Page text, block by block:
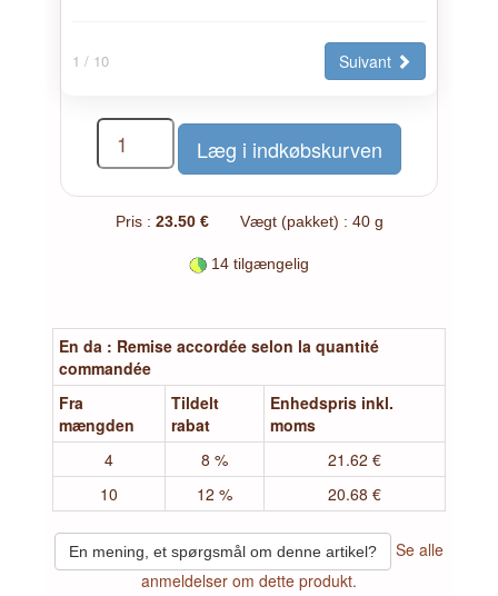
1 / 10 Suivant
Pris : 23.50 € Vægt (pakket) : 40 g
14 tilgængelig
En da : Remise accordée selon la quantité
commandée
Fra
mængden
Tildelt
rabat
Enhedspris inkl.
moms
4
8 %
21.62 €
10
12 % 20.68 €
En mening, et spørgsmål om denne artikel?
Se alle
anmeldelser om dette produkt.